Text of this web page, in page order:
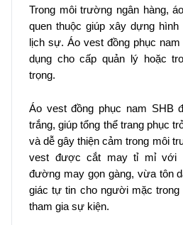
Trong môi trường ngân hàng,
quen thuộc giúp xây dựng hình
lịch sự. Áo vest đồng phục
dụng cho cấp quản lý hoặc
trọng.
Áo vest đồng phục nam SHB
trắng, giúp tổng thể trang phục
và dễ gây thiện cảm trong môi
vest được cắt may tỉ mỉ với
đường may gọn gàng, vừa tôn
giác tự tin cho người mặc
tham gia sự kiện.